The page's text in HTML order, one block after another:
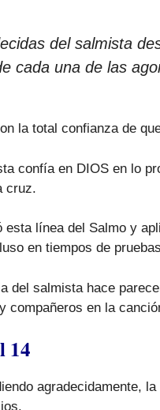
del salmista
cada una de las
la total confianza de
confía en DIOS en lo
cruz.
esta línea del Salmo y
en tiempos de
del salmista hace
compañeros en la
14
agradecidamente,